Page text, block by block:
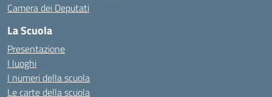
Camera dei Deputati
La Scuola
Presentazione
I luoghi
I numeri della scuola
Le carte della scuola